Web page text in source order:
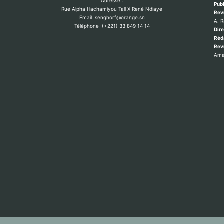
Rue Alpha Hachamiyou Tall X René Ndiaye
Email :senghorf@orange.sn
Téléphone :(+221) 33 849 14 14
A.